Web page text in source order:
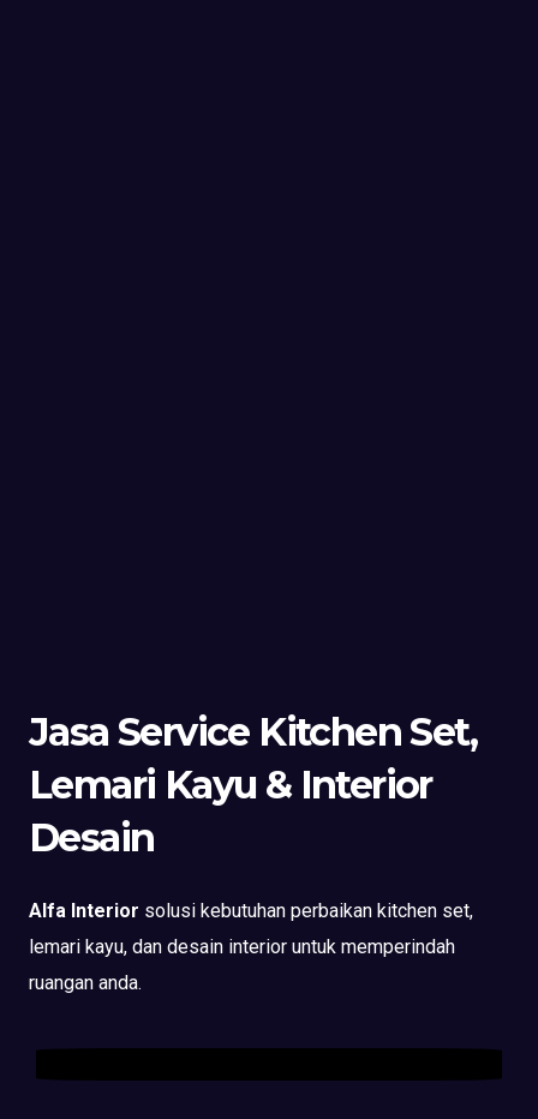
Jasa Service Kitchen Set,
Lemari Kayu & Interior
Desain
Alfa Interior solusi kebutuhan perbaikan kitchen set,
lemari kayu, dan desain interior untuk memperindah
ruangan anda.